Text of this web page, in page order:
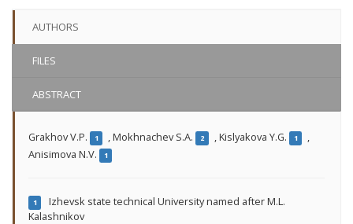
AUTHORS
FILES
ABSTRACT
Grakhov V.P. 1 ,Mokhnachev S.A. 2 ,Kislyakova Y.G. 1
,
Anisimova N.V.
1
1
Izhevsk state technical University named after M.L.
Kalashnikov